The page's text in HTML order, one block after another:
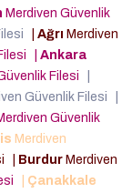
Merdiven Güvenlik
Ağrı Merdiven
Ankara
Filesi
Güvenlik Filesi
Güvenlik
Merdiven
Burdur Merdiven
Çanakkale